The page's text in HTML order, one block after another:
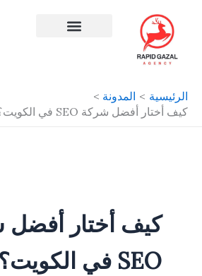
الرئيسية
المدونة
كيف أختار أفضل شركة SEO في الكويت؟
كيف أختار أفضل
SEO في الكويت؟